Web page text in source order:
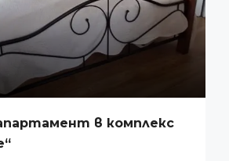
в комплекс